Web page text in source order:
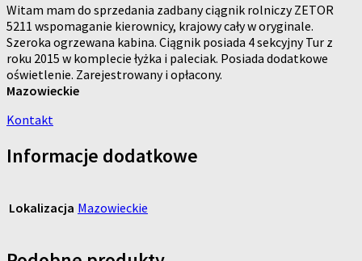
Witam mam do sprzedania zadbany ciągnik rolniczy ZETOR
5211 wspomaganie kierownicy, krajowy cały w oryginale.
Szeroka ogrzewana kabina. Ciągnik posiada 4 sekcyjny Tur z
roku 2015 w komplecie łyżka i paleciak. Posiada dodatkowe
oświetlenie. Zarejestrowany i opłacony.
Mazowieckie
Kontakt
Informacje dodatkowe
Lokalizacja Mazowieckie